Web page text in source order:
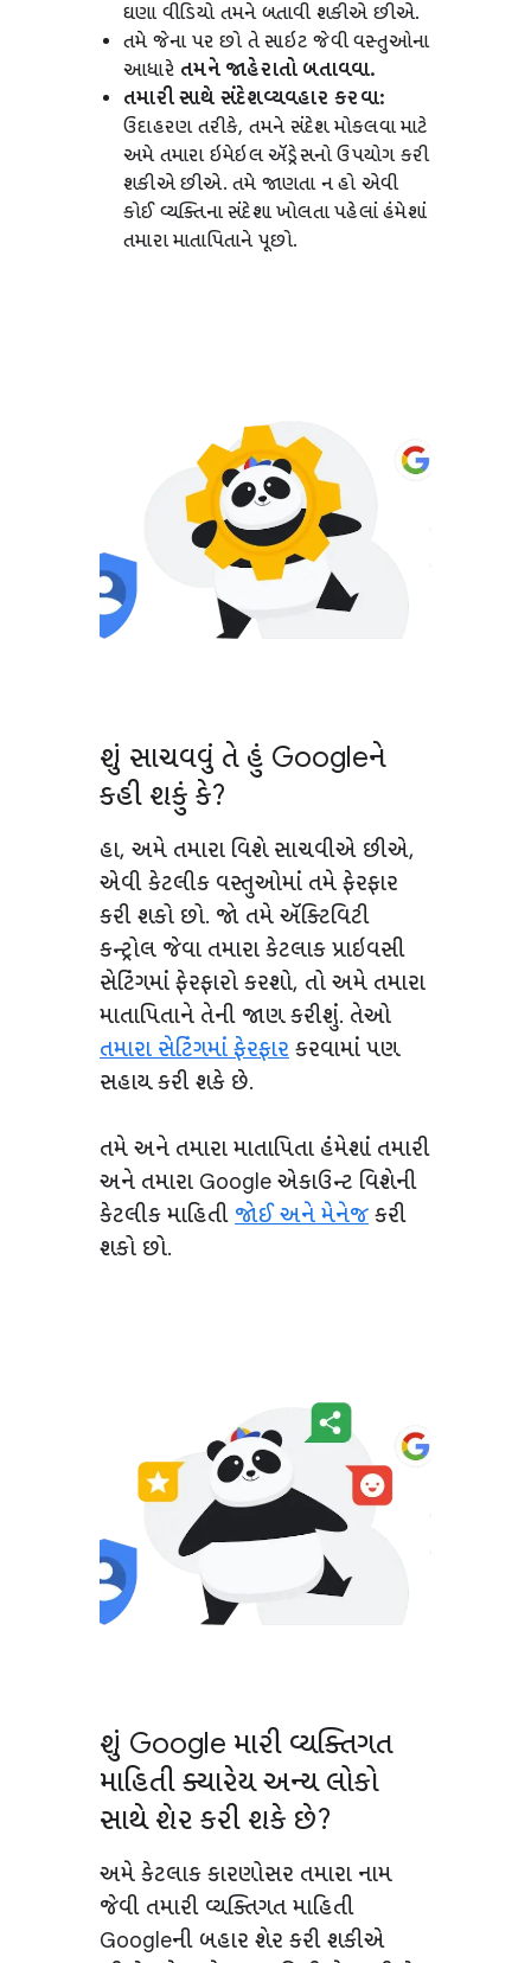
ઘણા વીડિયો તમને બતાવી શકીએ છીએ.
તમે જેના પર છો તે સાઇટ જેવી વસ્તુઓના
આધારે તમને જાહેરાતો બતાવવા.
તમારી સાથે સંદેશવ્યવહાર કરવા:
ઉદાહરણ તરીકે, તમને સંદેશ મોકલવા માટે
અમે તમારા ઇમેઇલ ઍડ્રેસનો ઉપયોગ કરી
શકીએ છીએ. તમે જાણતા ન હો એવી
કોઈ વ્યક્તિના સંદેશા ખોલતા પહેલાં હંમેશાં
તમારા માતાપિતાને પૂછો.
શું સાચવવું તે હું Googleને
કહી શકું કે?
હા, અમે તમારા વિશે સાચવીએ છીએ,
એવી કેટલીક વસ્તુઓમાં તમે ફેરફાર
કરી શકો છો. જો તમે ઍક્ટિવિટી
કન્ટ્રોલ જેવા તમારા કેટલાક પ્રાઇવસી
સેટિંગમાં ફેરફારો કરશો, તો અમે તમારા
માતાપિતાને તેની જાણ કરીશું. તેઓ
તમારા સેટિંગમાં ફેરફાર કરવામાં પણ
સહાય કરી શકે છે.
તમે અને તમારા માતાપિતા હંમેશાં તમારી
અને તમારા Google એકાઉન્ટ વિશેની
કેટલીક માહિતી જોઈ અને મેનેજ કરી
શકો છો.
શું Google મારી વ્યક્તિગત
માહિતી ક્યારેય અન્ય લોકો
સાથે શેર કરી શકે છે?
અમે કેટલાક કારણોસર તમારા નામ
જેવી તમારી વ્યક્તિગત માહિતી
Googleની બહાર શેર કરી શકીએ